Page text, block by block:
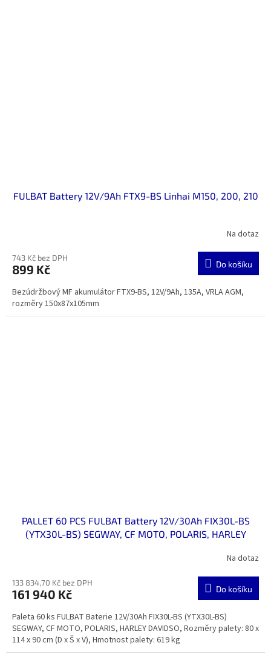
FULBAT Battery 12V/9Ah FTX9-BS Linhai M150, 200, 210
Na dotaz
743 Kč bez DPH
899 Kč Do košíku
Bezúdržbový MF akumulátor FTX9-BS, 12V/9Ah, 135A, VRLA AGM,
rozměry 150x87x105mm
PALLET 60 PCS FULBAT Battery 12V/30Ah FIX30L-BS
(YTX30L-BS) SEGWAY, CF MOTO, POLARIS, HARLEY
Na dotaz
133 834,70 Kč bez DPH
161 940 Kč Do košíku
Paleta 60 ks FULBAT Baterie 12V/30Ah FIX30L-BS (YTX30L-BS)
SEGWAY, CF MOTO, POLARIS, HARLEY DAVIDSO, Rozměry palety: 80 x
114 x 90 cm (D x Š x V), Hmotnost palety: 619 kg